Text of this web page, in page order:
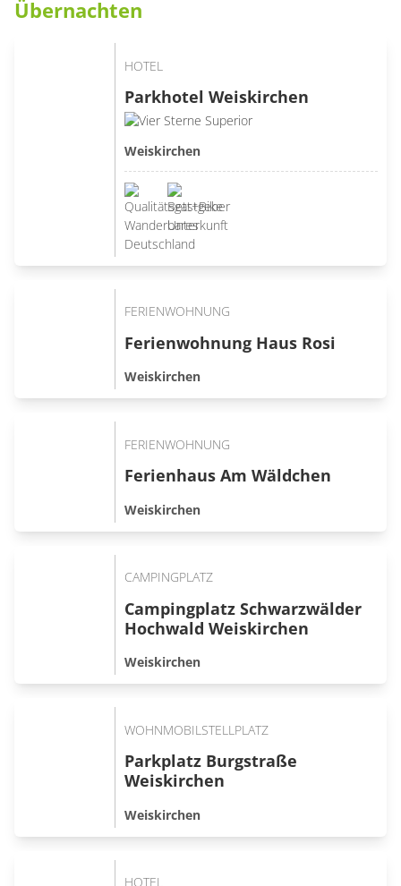
Übernachten
HOTEL
Parkhotel Weiskirchen
Weiskirchen
FERIENWOHNUNG
Ferienwohnung Haus Rosi
Weiskirchen
FERIENWOHNUNG
Ferienhaus Am Wäldchen
Weiskirchen
CAMPINGPLATZ
Campingplatz Schwarzwälder
Hochwald Weiskirchen
Weiskirchen
WOHNMOBILSTELLPLATZ
Parkplatz Burgstraße
Weiskirchen
Weiskirchen
HOTEL